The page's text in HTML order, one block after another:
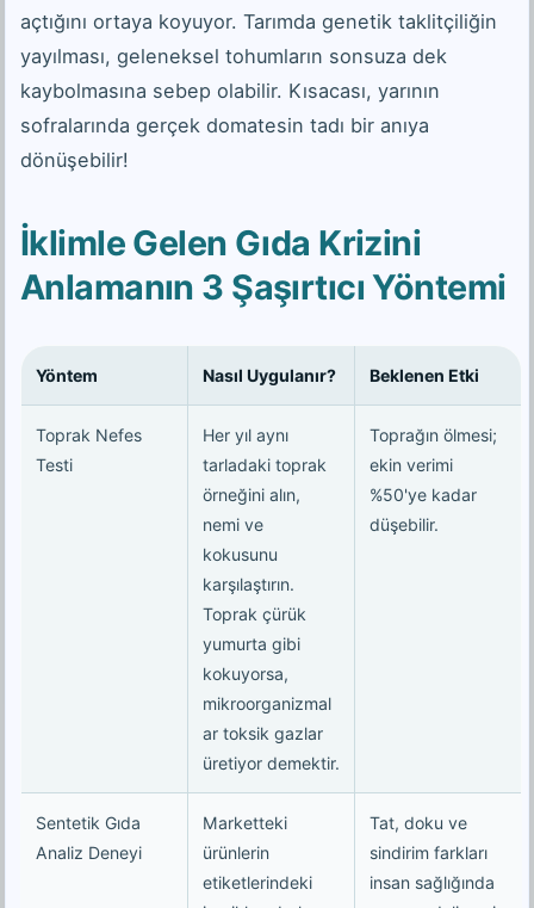
açtığını ortaya koyuyor. Tarımda genetik taklitçiliğin
yayılması, geleneksel tohumların sonsuza dek
kaybolmasına sebep olabilir. Kısacası, yarının
sofralarında gerçek domatesin tadı bir anıya
dönüşebilir!
İklimle Gelen Gıda Krizini
Anlamanın 3 Şaşırtıcı Yöntemi
Yöntem Nasıl Uygulanır? Beklenen Etki
Toprak Nefes
Testi
Her yıl aynı
tarladaki toprak
örneğini alın,
nemi ve
kokusunu
karşılaştırın.
Toprak çürük
yumurta gibi
kokuyorsa,
mikroorganizmal
ar toksik gazlar
üretiyor demektir.
Toprağın ölmesi;
ekin verimi
%50'ye kadar
düşebilir.
Sentetik Gıda
Analiz Deneyi
Marketteki
ürünlerin
etiketlerindeki
Tat, doku ve
sindirim farkları
insan sağlığında